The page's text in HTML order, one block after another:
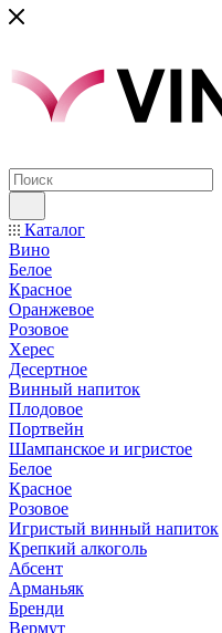
Каталог
Вино
Белое
Красное
Оранжевое
Розовое
Херес
Десертное
Винный напиток
Плодовое
Портвейн
Шампанское и игристое
Белое
Красное
Розовое
Игристый винный напиток
Крепкий алкоголь
Абсент
Арманьяк
Бренди
Вермут